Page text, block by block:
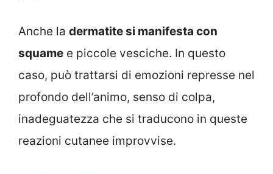
Anche la dermatite si manifesta con
squame e piccole vesciche. In questo
caso, può trattarsi di emozioni represse nel
profondo dell’animo, senso di colpa,
inadeguatezza che si traducono in queste
reazioni cutanee improvvise.